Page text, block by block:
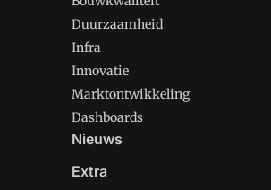
Duurzaamheid
Infra
Innovatie
Marktontwikkeling
Dashboards
Nieuws
Extra